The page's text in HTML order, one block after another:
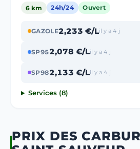
6 km 24h/24 Ouvert
GAZOLE2,233 €/Lil y a 4 j
SP952,078 €/Lil y a 4 j
SP982,133 €/Lil y a 4 j
Services (8)
PRIX DES